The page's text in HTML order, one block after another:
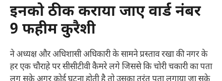
इनको ठीक कराया जाए वार्ड नंबर
9 फहीम कुरैशी
ने अध्यक्ष और अधिशासी अधिकारी के सामने प्रस्ताव रखा की नगर के
हर एक चौराहे पर सीसीटीवी कैमरे लगे जिससे कि चोरी चकारी का पता